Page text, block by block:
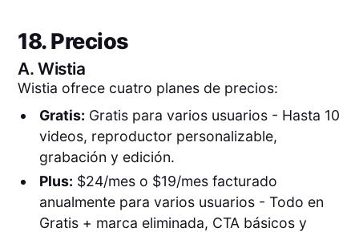
18. Precios
A.Wistia
Wistia ofrece cuatro planes de precios:
Gratis: Gratis para varios usuarios - Hasta 10
videos, reproductor personalizable,
grabación y edición.
Plus: $24/mes o $19/mes facturado
anualmente para varios usuarios - Todo en
Gratis + marca eliminada, CTA básicos y